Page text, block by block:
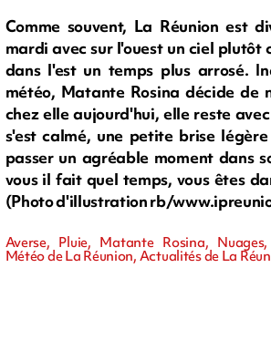
Comme souvent, La Réunion est
mardi avec sur l'ouest un ciel
dans l'est un temps plus arrosé.
météo, Matante Rosina décide de
chez elle aujourd'hui, elle reste
s'est calmé, une petite brise
passer un agréable moment dans
vous il fait quel temps, vous êtes
(Photo d'illustration rb/
Averse, Pluie, Matante Rosina,
Météo de La Réunion, Actualités de La